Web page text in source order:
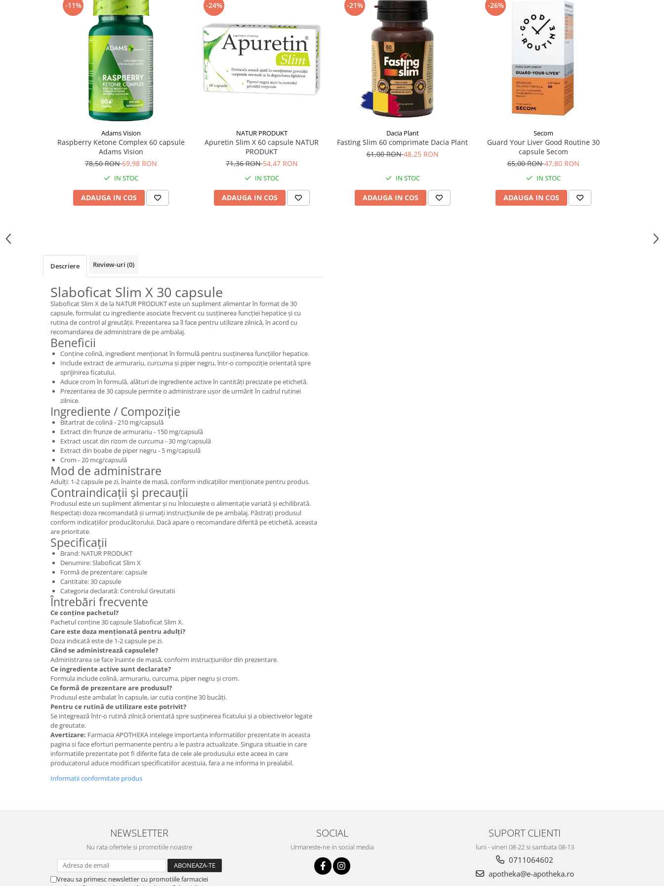
Supliment Vitamina D3
Tincturi si Gemoderivate
-11%
Adams Vision
Raspberry Ketone Complex 60 capsule
Adams Vision
78,50 RON69,98 RON
IN STOC
ADAUGA IN COS
-24%
NATUR PRODUKT
Apuretin Slim X 60 capsule NATUR
PRODUKT
71,36 RON54,47 RON
IN STOC
ADAUGA IN COS
-21%
Dacia Plant
Fasting Slim 60 comprimate Dacia Plant
61,00 RON48,25 RON
IN STOC
ADAUGA IN COS
-26%
Secom
Guard Your Liver Good Routine 30
capsule Secom
65,00 RON47,80 RON
IN STOC
ADAUGA IN COS
Descriere Review-uri (0)
Slaboficat Slim X 30 capsule
Slaboficat Slim X de la NATUR PRODUKT este un supliment alimentar în format de 30
capsule, formulat cu ingrediente asociate frecvent cu susținerea funcției hepatice și cu
rutina de control al greutății. Prezentarea sa îl face pentru utilizare zilnică, în acord cu
recomandarea de administrare de pe ambalaj.
Beneficii
Conține colină, ingredient menționat în formulă pentru susținerea funcțiilor hepatice.
Include extract de armurariu, curcuma și piper negru, într-o compoziție orientată spre
sprijinirea ficatului.
Aduce crom în formulă, alături de ingrediente active în cantități precizate pe etichetă.
Prezentarea de 30 capsule permite o administrare ușor de urmărit în cadrul rutinei
zilnice.
Ingrediente / Compoziție
Bitartrat de colină - 210 mg/capsulă
Extract din frunze de armurariu - 150 mg/capsulă
Extract uscat din rizom de curcuma - 30 mg/capsulă
Extract din boabe de piper negru - 5 mg/capsulă
Crom - 20 mcg/capsulă
Mod de administrare
Adulți: 1-2 capsule pe zi, înainte de masă, conform indicațiilor menționate pentru produs.
Contraindicații și precauții
Produsul este un supliment alimentar și nu înlocuiește o alimentație variată și echilibrată.
Respectați doza recomandată și urmați instrucțiunile de pe ambalaj. Păstrați produsul
conform indicațiilor producătorului. Dacă apare o recomandare diferită pe etichetă, aceasta
are prioritate.
Specificații
Brand: NATUR PRODUKT
Denumire: Slaboficat Slim X
Formă de prezentare: capsule
Cantitate: 30 capsule
Categoria declarată: Controlul Greutatii
Întrebări frecvente
Ce conține pachetul?
Pachetul conține 30 capsule Slaboficat Slim X.
Care este doza menționată pentru adulți?
Doza indicată este de 1-2 capsule pe zi.
Când se administrează capsulele?
Administrarea se face înainte de masă, conform instrucțiunilor din prezentare.
Ce ingrediente active sunt declarate?
Formula include colină, armurariu, curcuma, piper negru și crom.
Ce formă de prezentare are produsul?
Produsul este ambalat în capsule, iar cutia conține 30 bucăți.
Pentru ce rutină de utilizare este potrivit?
Se integrează într-o rutină zilnică orientată spre susținerea ficatului și a obiectivelor legate
de greutate.
Avertizare: Farmacia APOTHEKA intelege importanta informatiilor prezentate in aceasta
pagina si face eforturi permanente pentru a le pastra actualizate. Singura situatie in care
informatiile prezentate pot fi diferite fata de cele ale produsului este aceea in care
producatorul aduce modificari specificatiilor acestuia, fara a ne informa in prealabil.
Informatii conformitate produs
NEWSLETTER
Nu rata ofertele si promotiile noastre
Vreau sa primesc newsletter cu promotiile farmaciei
SOCIAL
Urmareste-ne in social media
SUPORT CLIENTI
luni - vineri 08-22 si sambata 08-13
0711064602
apotheka@e-apotheka.ro